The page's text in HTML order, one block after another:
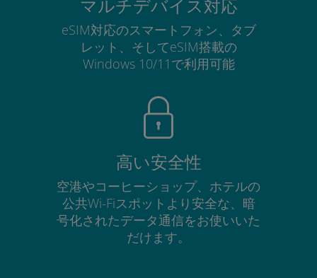
マルチデバイス対応
eSIM対応のスマートフォン、タブ
レット、そしてeSIM搭載の
Windows 10/11で利用可能
高い安全性
空港やコーヒーショップ、ホテルの
公共Wi-Fiスポットより安全な、暗
号化されたデータ通信をお使いいた
だけます。